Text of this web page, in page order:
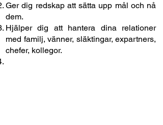
Ger dig redskap att sätta upp mål och nå
dem.
Hjälper dig att hantera dina relationer
med familj, vänner, släktingar, expartners,
chefer, kollegor.